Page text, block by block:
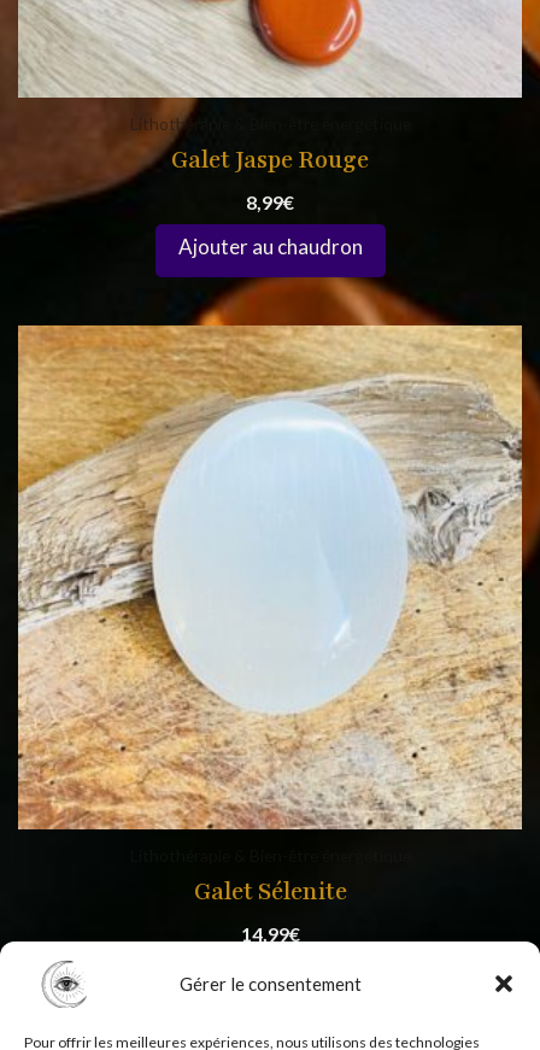
Gérer le consentement
Pour offrir les meilleures expériences, nous utilisons des technologies
Lithothérapie & Bien-être énergétique
Galet Jaspe Rouge
8,99€
Galet Sélenite
14,99€